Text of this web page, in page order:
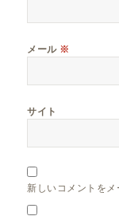
メール ※
サイト
新しいコメントを